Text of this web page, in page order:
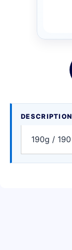
DESCRIPTION
190g / 190